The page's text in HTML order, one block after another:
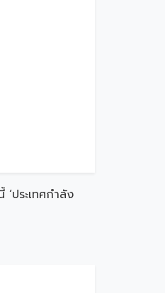
ประเทศกำลัง